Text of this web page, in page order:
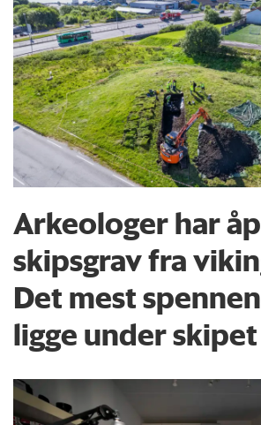
Arkeologer har
skipsgrav fra
Det mest
ligge under skipet